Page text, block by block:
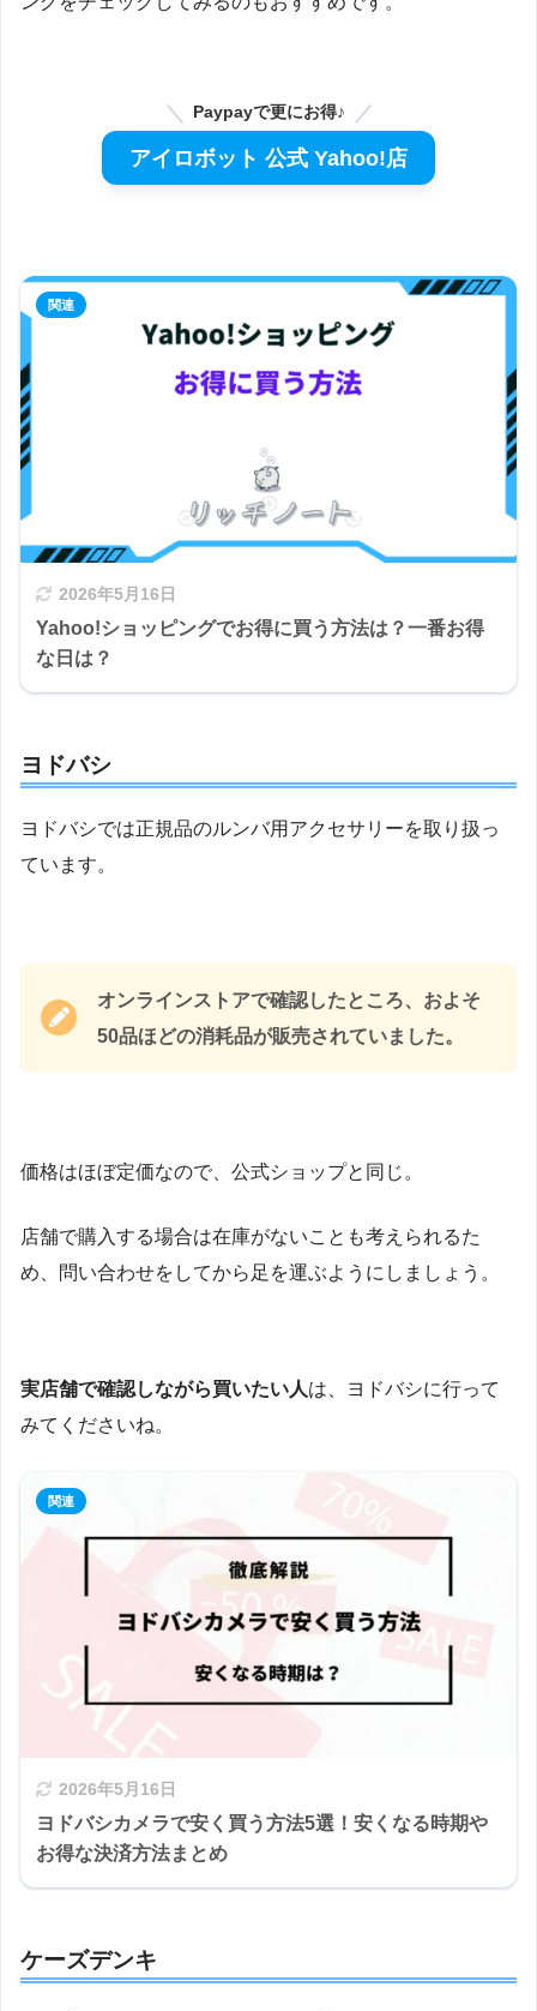
Paypayで更にお得♪
アイロボット 公式 Yahoo!店
2026年5月16日
Yahoo!ショッピングでお得に買う方法は？一番お得
な日は？
ヨドバシ
ヨドバシでは正規品のルンバ用アクセサリーを取り扱っ
ています。
オンラインストアで確認したところ、およそ
50品ほどの消耗品が販売されていました。
価格はほぼ定価なので、公式ショップと同じ。
店舗で購入する場合は在庫がないことも考えられるた
め、問い合わせをしてから足を運ぶようにしましょう。
実店舗で確認しながら買いたい人は、ヨドバシに行って
みてくださいね。
2026年5月16日
ヨドバシカメラで安く買う方法5選！安くなる時期や
お得な決済方法まとめ
ケーズデンキ